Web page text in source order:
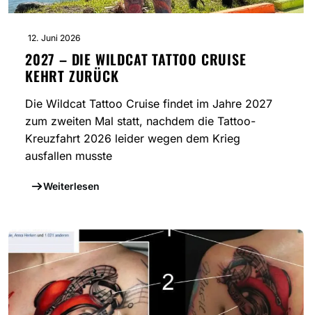
12. Juni 2026
2027 – DIE WILDCAT TATTOO CRUISE
KEHRT ZURÜCK
Die Wildcat Tattoo Cruise findet im Jahre 2027
zum zweiten Mal statt, nachdem die Tattoo-
Kreuzfahrt 2026 leider wegen dem Krieg
ausfallen musste
Weiterlesen